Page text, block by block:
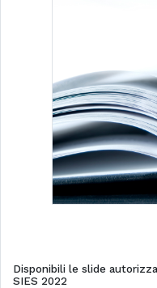
Disponibili le slide
SIES 2022